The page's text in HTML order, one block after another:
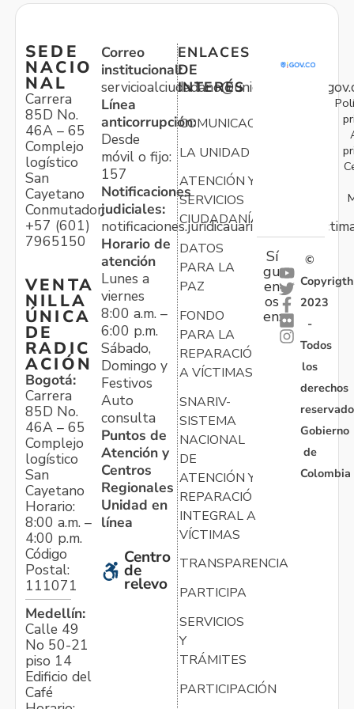
SEDE
NACIO
NAL
Carrera
85D No.
46A – 65
Complejo
logístico
San
Cayetano
Conmutador:
+57 (601)
7965150
VENTA
NILLA
ÚNICA
DE
RADIC
ACIÓN
Bogotá:
Carrera
85D No.
46A – 65
Complejo
logístico
San
Cayetano
Horario:
8:00 a.m. –
4:00 p.m.
Código
Postal:
111071
Medellín:
Calle 49
No 50-21
piso 14
Edificio del
Café
Correo
institucional:
Línea
anticorrupción:
Desde
móvil o fijo:
157
Notificaciones
judiciales:
Horario de
atención
Lunes a
viernes
8:00 a.m. –
6:00 p.m.
Sábado,
Domingo y
Festivos
Auto
consulta
Puntos de
Atención y
Centros
Regionales
Unidad en
línea
Centro
de
relevo
ENLACES
DE
INTERÉS
COMUNICACIONES
LA UNIDAD
ATENCIÓN Y
SERVICIOS
CIUDADANÍA
DATOS
PARA LA
PAZ
FONDO
PARA LA
REPARACIÓN
A VÍCTIMAS
SNARIV-
SISTEMA
NACIONAL
DE
ATENCIÓN Y
REPARACIÓN
INTEGRAL A
VÍCTIMAS
TRANSPARENCIA
PARTICIPA
SERVICIOS
Y
TRÁMITES
PARTICIPACIÓN
Sí
gu
en
os
en:
©
Copyrigth
2023
-
Todos
los
derechos
Gobierno
de
Colombia